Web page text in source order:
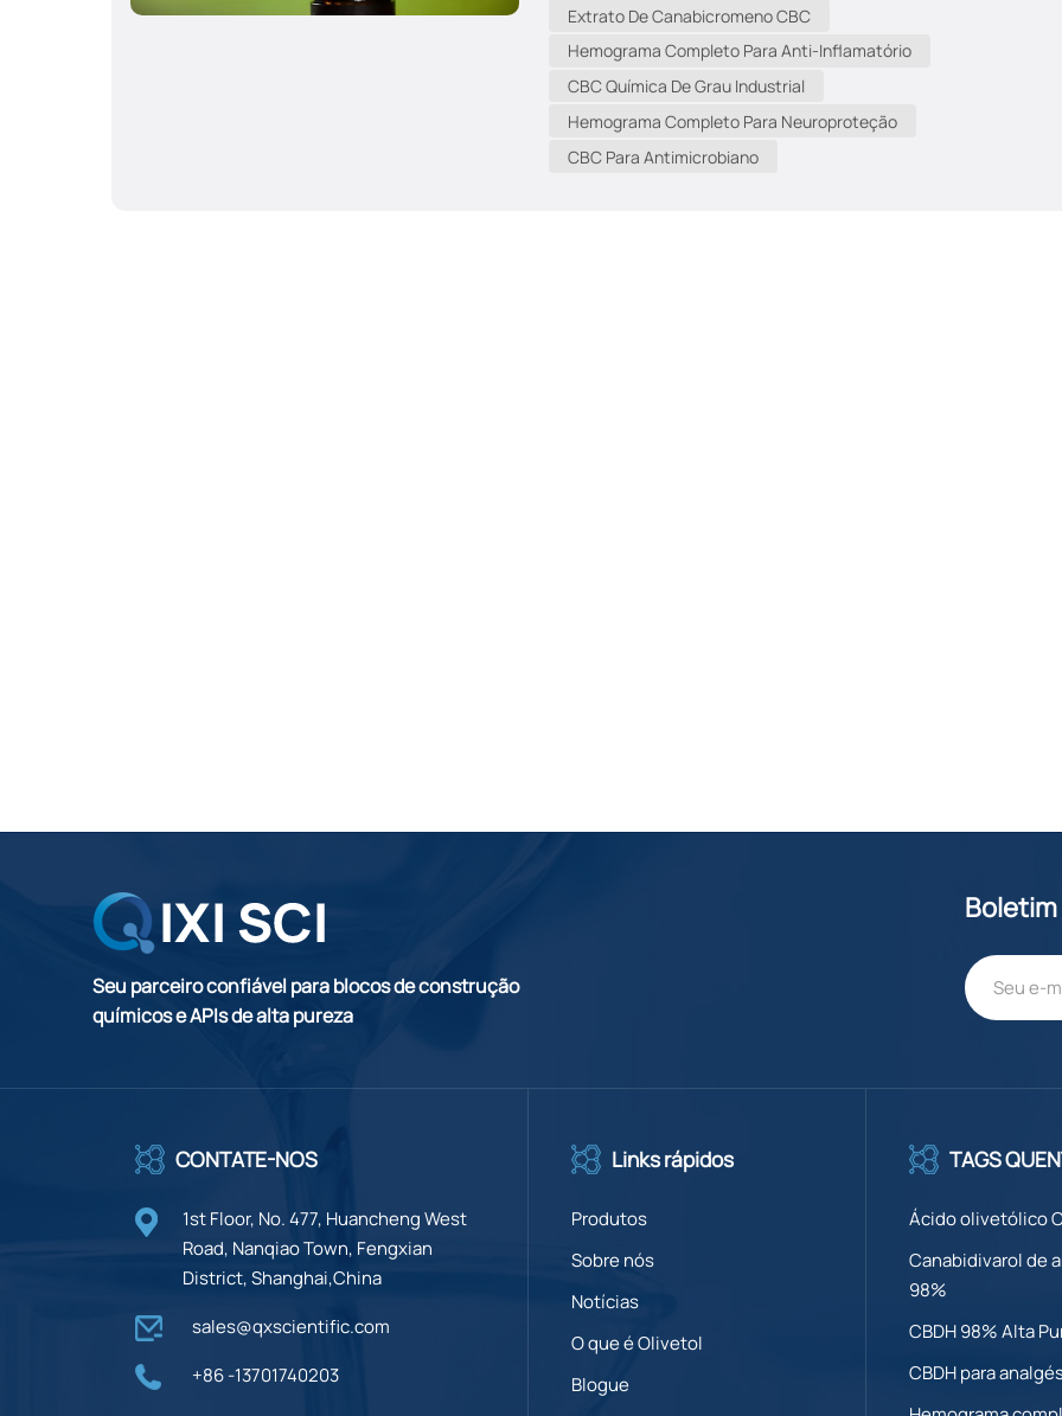
caspase-3/8/9, desencadeando a morte celular programada em
células de câncer de pâncreas, mama e bexiga Ferroptose:
aumenta a expressão de genes relacionados à ferroptose (por
exemplo, HMOX1) e esgota a glutationa, levando à peroxidação
Extrato De Canabicromeno CBC
Hemograma Completo Para Anti-Inflamatório
CBC Química De Grau Industrial
Hemograma Completo Para Neuroproteção
CBC Para Antimicrobiano
Seu parceiro confiável para blocos de construção
químicos e APIs de alta pureza
CONTATE-NOS
1st Floor, No. 477, Huancheng West
Road, Nanqiao Town, Fengxian
District, Shanghai,China
sales@qxscientific.com
+86 -13701740203
Links rápidos
Produtos
Sobre nós
Notícias
O que é Olivetol
Blogue
TAGS
Ácido olivetólico
Canabidivarol de
98%
CBDH 98% Alta
CBDH para